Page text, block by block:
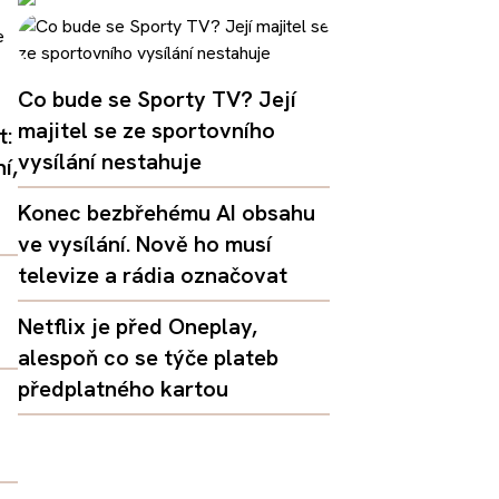
Co bude se Sporty TV? Její
majitel se ze sportovního
vysílání nestahuje
Konec bezbřehému AI obsahu
ve vysílání. Nově ho musí
televize a rádia označovat
Netflix je před Oneplay,
alespoň co se týče plateb
předplatného kartou